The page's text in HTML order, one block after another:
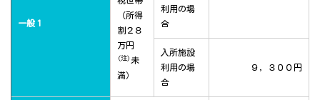
一般１
（所得
割２８
万円
(注) 未
満）
利用の場
合
入所施設
利用の場
合
９，３００円